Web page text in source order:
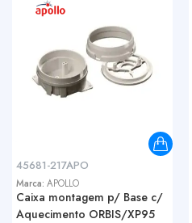
45681-217APO
Marca: APOLLO
Caixa montagem p/ Base c/
Aquecimento ORBIS/XP95